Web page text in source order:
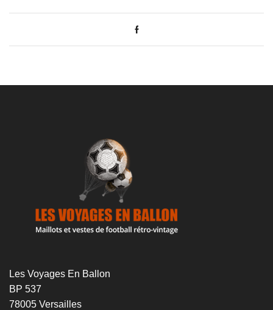
Les Voyages En Ballon
BP 537
78005 Versailles